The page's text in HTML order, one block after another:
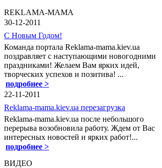
REKLAMA-MAMA
30-12-2011
С Новым Годом!
Команда портала Reklama-mama.kiev.ua
поздравляет с наступающими новогодними
праздниками! Желаем Вам ярких идей,
творческих успехов и позитива! ...
подробнее >
22-11-2011
Reklama-mama.kiev.ua перезагрузка
Reklama-mama.kiev.ua после небольшого
перерыва возобновила работу. Ждем от Вас
интересных новостей и ярких работ!...
подробнее >
ВИДЕО